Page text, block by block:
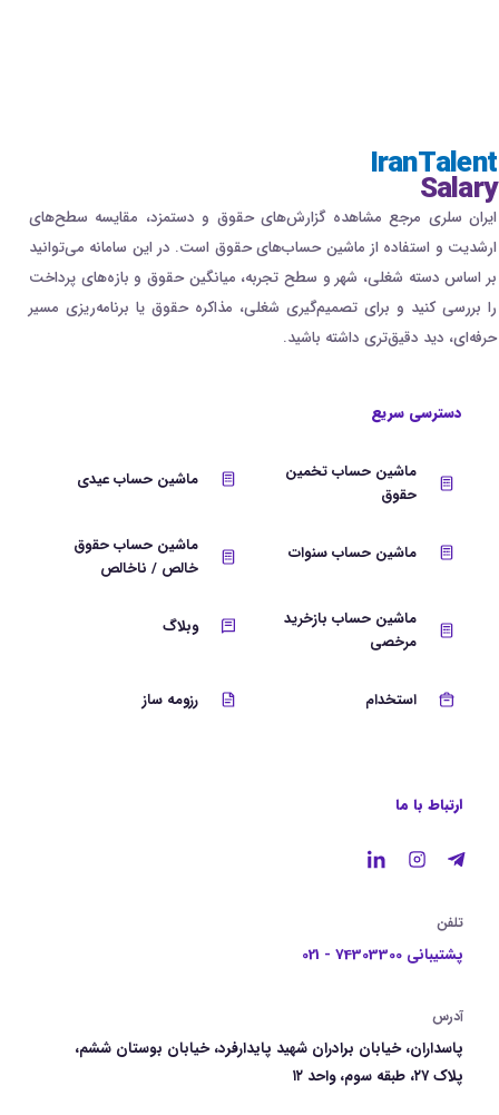
IranTalent
Salary
ایران سلری مرجع مشاهده گزارش‌های حقوق و دستمزد، مقایسه سطح‌های
ارشدیت و استفاده از ماشین حساب‌های حقوق است. در این سامانه می‌توانید
بر اساس دسته شغلی، شهر و سطح تجربه، میانگین حقوق و بازه‌های پرداخت
را بررسی کنید و برای تصمیم‌گیری شغلی، مذاکره حقوق یا برنامه‌ریزی مسیر
حرفه‌ای، دید دقیق‌تری داشته باشید.
دسترسی سریع
ماشین حساب تخمین
حقوق
ماشین حساب عیدی
ماشین حساب سنوات
ماشین حساب حقوق
خالص / ناخالص
ماشین حساب بازخرید
مرخصی
وبلاگ
استخدام رزومه ساز
ارتباط با ما
تلفن
پشتیبانی 74303300 - 021
آدرس
پاسداران، خیابان برادران شهید پایدارفرد، خیابان بوستان ششم،
پلاک ۲۷، طبقه سوم، واحد ۱۲